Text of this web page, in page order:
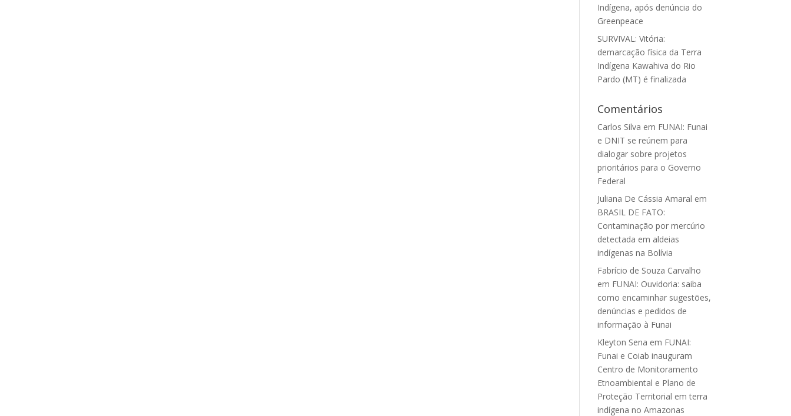
Indígena, após denúncia do
Greenpeace
SURVIVAL: Vitória:
demarcação física da Terra
Indígena Kawahiva do Rio
Pardo (MT) é finalizada
Comentários
Carlos Silva em FUNAI: Funai
e DNIT se reúnem para
dialogar sobre projetos
prioritários para o Governo
Federal
Juliana De Cássia Amaral em
BRASIL DE FATO:
Contaminação por mercúrio
detectada em aldeias
indígenas na Bolívia
Fabrício de Souza Carvalho
em FUNAI: Ouvidoria: saiba
como encaminhar sugestões,
denúncias e pedidos de
informação à Funai
Kleyton Sena em FUNAI:
Funai e Coiab inauguram
Centro de Monitoramento
Etnoambiental e Plano de
Proteção Territorial em terra
indígena no Amazonas